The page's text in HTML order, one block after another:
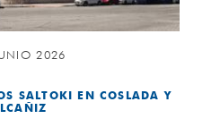
2026
SALTOKI EN COSLADA Y